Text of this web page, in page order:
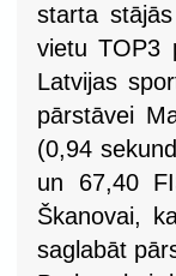
starta
vietu TOP3
Latvijas
pārstāvei
(0,94
un 67,40
Škanovai,
saglabāt